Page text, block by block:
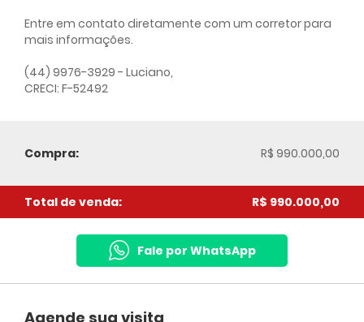
Entre em contato diretamente com um corretor para
mais informações.
(44) 9976-3929 - Luciano,
CRECI: F-52492
Compra: R$ 990.000,00
Total de venda: R$ 990.000,00
Fale por WhatsApp
Agende sua visita